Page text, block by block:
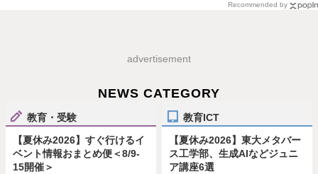
Recommended by
advertisement
NEWS CATEGORY
教育・受験
【夏休み2026】すぐ行けるイ
ベント情報おまとめ便＜8/9-
15開催＞
教育ICT
【夏休み2026】東大メタバー
ス工学部、生成AIなどジュニ
ア講座6選